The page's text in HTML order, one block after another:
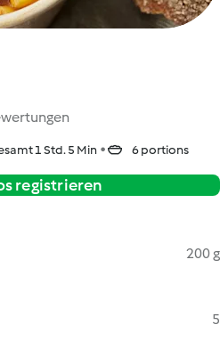
1 Std. 5 Min 6 portions
registrieren
200 g
5